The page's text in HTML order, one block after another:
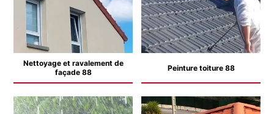
Nettoyage et ravalement de
façade 88
Peinture toiture 88